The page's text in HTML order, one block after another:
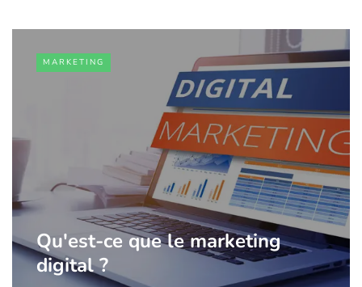
MARKETING
Qu'est-ce que le marketing
digital ?